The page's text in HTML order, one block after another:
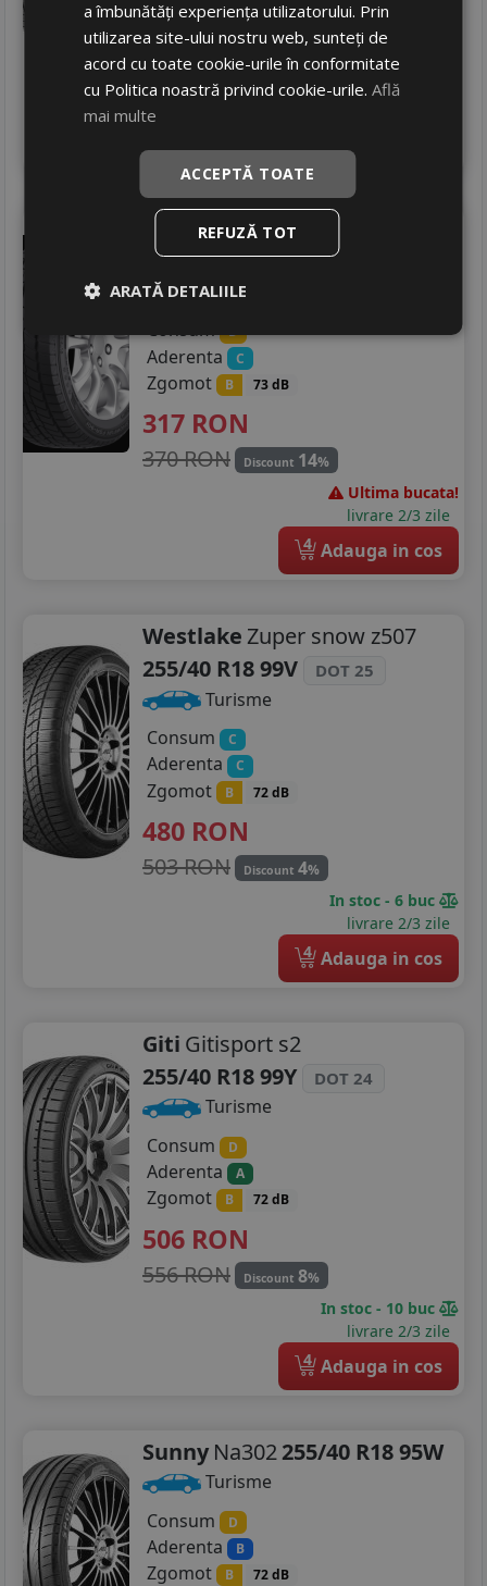
602RON
733 RON Discount 17
Ultima bucata!
FortuneSnowfun fsr-901
255/40 R18 99H DOT 23
Turisme
Consum D
Aderenta C
Zgomot B 73 dB
317 RON
370 RON Discount 14%
Ultima bucata!
livrare 2/3 zile
4 Adauga in cos
WestlakeZuper snow z507
255/40 R18 99V
DOT 25
Turisme
Consum
C
Aderenta C
Zgomot B 72 dB
480 RON
503 RON Discount 4%
In stoc - 6 buc
livrare 2/3 zile
4 Adauga in cos
Giti Gitisport s2
255/40 R18 99Y
DOT 24
Turisme
Consum
D
Aderenta A
Zgomot B 72 dB
506 RON
556 RON Discount 8%
In stoc - 10 buc
livrare 2/3 zile
4 Adauga in cos
Sunny Na302255/40 R18 95W
Turisme
Consum
D
Aderenta B
Zgomot B 72 dB
a îmbunătăți experiența utilizatorului. Prin
utilizarea site-ului nostru web, sunteți de
acord cu toate cookie-urile în conformitate
cu Politica noastră privind cookie-urile.Află
mai multe
ACCEPTĂ TOATE
REFUZĂ TOT
ARATĂ DETALIILE